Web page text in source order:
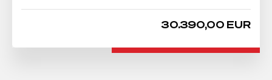
30.390,00 EUR